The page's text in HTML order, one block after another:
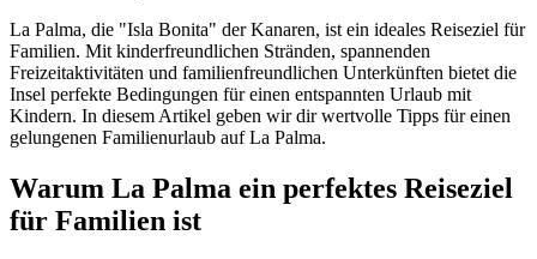
La Palma, die "Isla Bonita" der Kanaren, ist ein ideales Reiseziel für
Familien. Mit kinderfreundlichen Stränden, spannenden
Freizeitaktivitäten und familienfreundlichen Unterkünften bietet die
Insel perfekte Bedingungen für einen entspannten Urlaub mit
Kindern. In diesem Artikel geben wir dir wertvolle Tipps für einen
gelungenen Familienurlaub auf La Palma.
Warum La Palma ein perfektes Reiseziel
für Familien ist